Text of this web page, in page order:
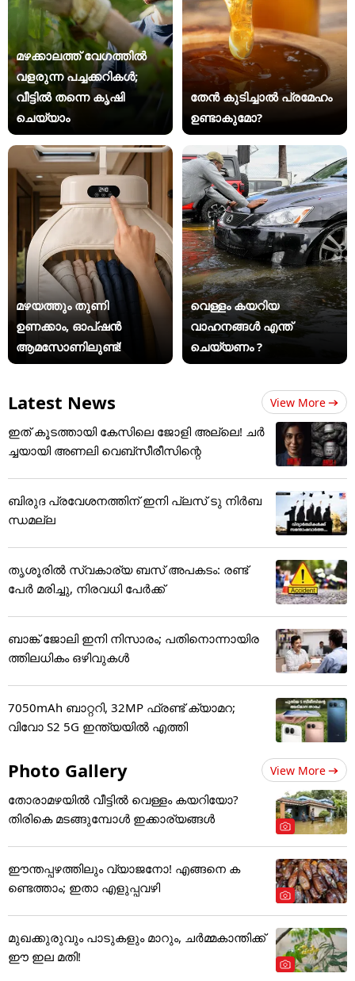
മഴക്കാലത്ത് വേഗത്തിൽ
വളരുന്ന പച്ചക്കറികൾ;
വീട്ടിൽ തന്നെ കൃഷി
ചെയ്യാം
തേൻ കുടിച്ചാൽ പ്രമേഹം
ഉണ്ടാകുമോ?
മഴയത്തും തുണി
ഉണക്കാം, ഓപ്ഷൻ
ആമസോണിലുണ്ട്!
വെള്ളം കയറിയ
വാഹനങ്ങൾ എന്ത്
ചെയ്യണം ?
Latest News View More
ഇത് കൂടത്തായി കേസിലെ ജോളി അല്ലെ! ചർ
ച്ചയായി അണലി വെബ്സീരീസിന്റെ
ബിരുദ പ്രവേശനത്തിന് ഇനി പ്ലസ് ടു നിർബ
ന്ധമല്ല
തൃശൂരിൽ സ്വകാര്യ ബസ് അപകടം: രണ്ട്
പേർ മരിച്ചു, നിരവധി പേർക്ക്
ബാങ്ക് ജോലി ഇനി നിസാരം; പതിനൊന്നായിര
ത്തിലധികം ഒഴിവുകൾ
7050mAh ബാറ്ററി, 32MP ഫ്രണ്ട് ക്യാമറ;
വിവോ S2 5G ഇന്ത്യയിൽ എത്തി
Photo Gallery View More
തോരാമഴയിൽ വീട്ടിൽ വെള്ളം കയറിയോ?
തിരികെ മടങ്ങുമ്പോൾ ഇക്കാര്യങ്ങൾ
ഈന്തപ്പഴത്തിലും വ്യാജനോ! എങ്ങനെ ക
ണ്ടെത്താം; ഇതാ എളുപ്പവഴി
മുഖക്കുരുവും പാടുകളും മാറും, ചർമ്മകാന്തിക്ക്
ഈ ഇല മതി!